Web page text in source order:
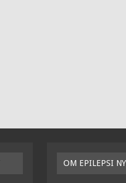
OM EPILEPSI